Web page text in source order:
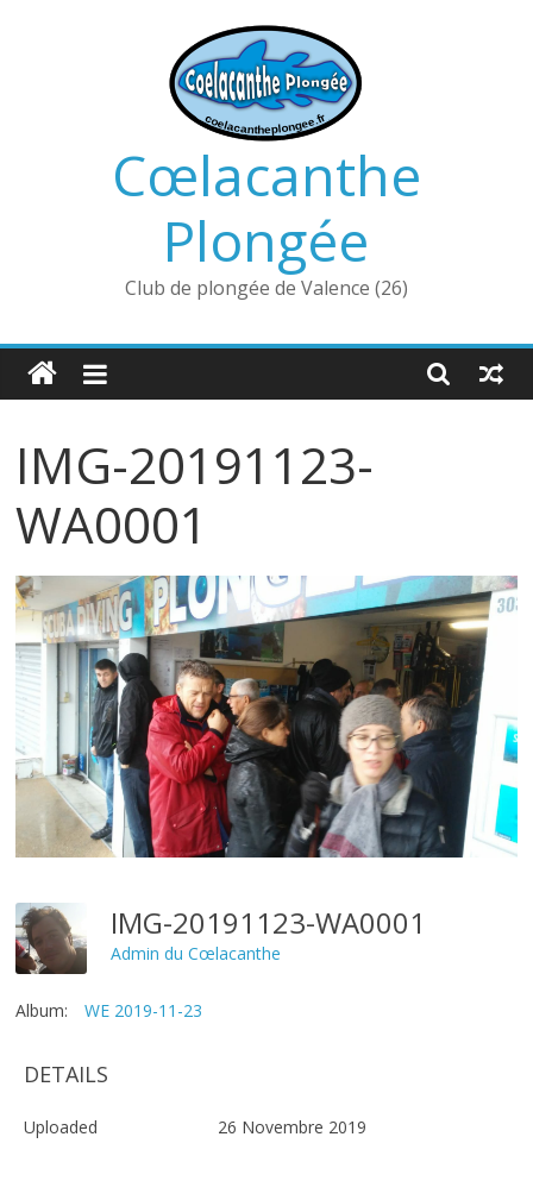
Cœlacanthe
Plongée
Club de plongée de Valence (26)
IMG-20191123-
WA0001
IMG-20191123-WA0001
Admin du Cœlacanthe
Album: WE 2019-11-23
DETAILS
Uploaded 26 Novembre 2019